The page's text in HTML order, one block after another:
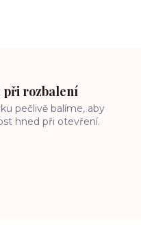
při rozbalení
pečlivě balíme, aby
hned při otevření.